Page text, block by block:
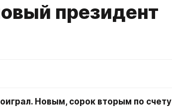
президент
Новым, сорок вторым по счету